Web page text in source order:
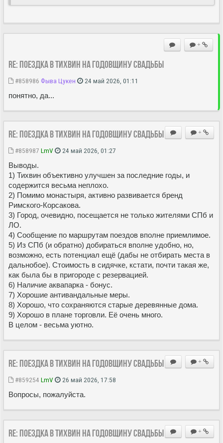
+
Re: Поездка в Тихвин на годовщину свадьбы
#858986 Фыва Цукен 24 май 2026, 01:11
понятно, да...
+
Re: Поездка в Тихвин на годовщину свадьбы
#858987 LmV 24 май 2026, 01:27
Выводы.
1) Тихвин объективно улучшен за последние годы, и
содержится весьма неплохо.
2) Помимо монастыря, активно развивается бренд
Римского-Корсакова.
3) Город, очевидно, посещается не только жителями СПб и
ЛО.
4) Сообщение по маршрутам поездов вполне приемлимое.
5) Из СПб (и обратно) добираться вполне удобно, но,
возможно, есть потенциал ещё (дабы не отбирать места в
дальнобое). Стоимость в сидячке, кстати, почти такая же,
как была бы в пригороде с резервацией.
6) Наличие аквапарка - бонус.
7) Хорошие антивандальные меры.
8) Хорошо, что сохраняются старые деревянные дома.
9) Хорошо в плане торговли. Её очень много.
В целом - весьма уютно.
+
Re: Поездка в Тихвин на годовщину свадьбы
#859254 LmV 26 май 2026, 17:58
Вопросы, пожалуйста.
+
Re: Поездка в Тихвин на годовщину свадьбы